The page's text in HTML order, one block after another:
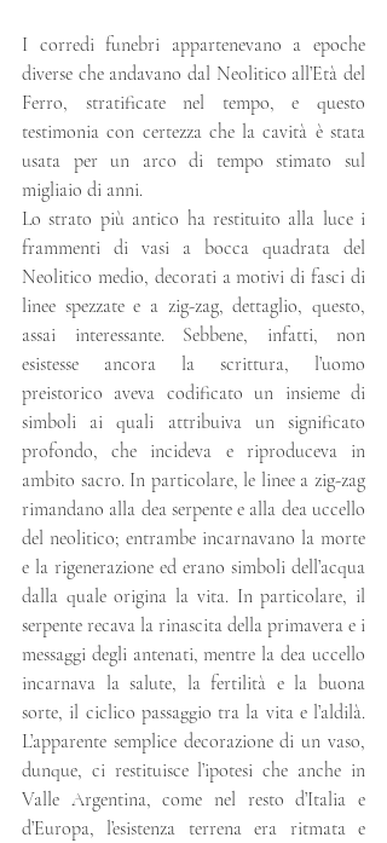
I corredi funebri appartenevano a epoche
diverse che andavano dal Neolitico all’Età del
Ferro, stratificate nel tempo, e questo
testimonia con certezza che la cavità è stata
usata per un arco di tempo stimato sul
migliaio di anni.
Lo strato più antico ha restituito alla luce i
frammenti di vasi a bocca quadrata del
Neolitico medio, decorati a motivi di fasci di
linee spezzate e a zig-zag, dettaglio, questo,
assai interessante. Sebbene, infatti, non
esistesse ancora la scrittura, l’uomo
preistorico aveva codificato un insieme di
simboli ai quali attribuiva un significato
profondo, che incideva e riproduceva in
ambito sacro. In particolare, le linee a zig-zag
rimandano alla dea serpente e alla dea uccello
del neolitico; entrambe incarnavano la morte
e la rigenerazione ed erano simboli dell’acqua
dalla quale origina la vita. In particolare, il
serpente recava la rinascita della primavera e i
messaggi degli antenati, mentre la dea uccello
incarnava la salute, la fertilità e la buona
sorte, il ciclico passaggio tra la vita e l’aldilà.
L’apparente semplice decorazione di un vaso,
dunque, ci restituisce l’ipotesi che anche in
Valle Argentina, come nel resto d’Italia e
d’Europa, l’esistenza terrena era ritmata e